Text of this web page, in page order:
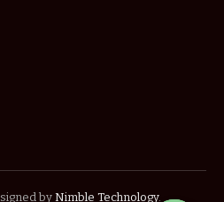
by Nimble Technology.